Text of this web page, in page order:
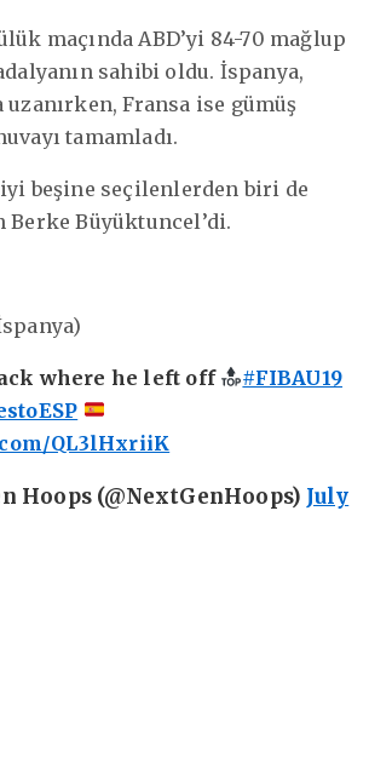
maçında ABD’yi 84-70 mağlup
sahibi oldu. İspanya,
uzanırken, Fransa ise gümüş
tamamladı.
beşine seçilenlerden biri de
Büyüktuncel’di.
where he left off
#FIBAU19
QL3lHxriiK
Hoops (@NextGenHoops) July